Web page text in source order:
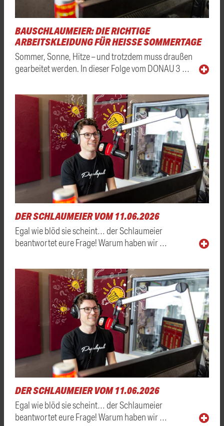
BAUSCHLAUMEIER: DIE RICHTIGE
ARBEITSKLEIDUNG FÜR HEISSE SOMMERTAGE
Sommer, Sonne, Hitze – und trotzdem muss draußen
gearbeitet werden. In dieser Folge vom DONAU 3 …
DER SCHLAUMEIER VOM 11.06.2026
Egal wie blöd sie scheint… der Schlaumeier
beantwortet eure Frage! Warum haben wir …
DER SCHLAUMEIER VOM 11.06.2026
Egal wie blöd sie scheint… der Schlaumeier
beantwortet eure Frage! Warum haben wir …